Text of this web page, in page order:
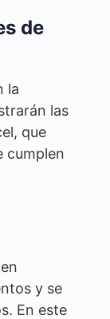
de
la
las
que
cumplen
y se
En este